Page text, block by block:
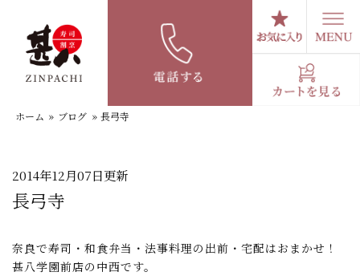
スタッフブログ
ホーム » ブログ » 長弓寺
2014年12月07日更新
長弓寺
奈良で寿司・和食弁当・法事料理の出前・宅配はおまかせ！
甚八学園前店の中西です。